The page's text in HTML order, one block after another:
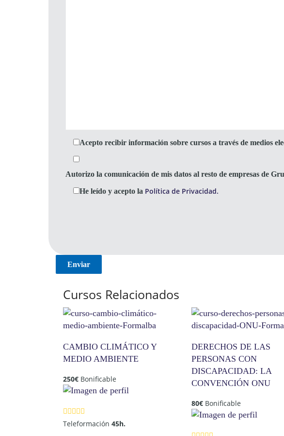
Acepto recibir información sobre cursos a través de medios
Autorizo la comunicación de mis datos al resto de empresas de
He leído y acepto la Política de Privacidad.
Cursos Relacionados
CAMBIO CLIMÁTICO Y
MEDIO AMBIENTE
250€ Bonificable
Teleformación 45h.
DERECHOS DE LAS
PERSONAS CON
DISCAPACIDAD: LA
CONVENCIÓN ONU
80€ Bonificable